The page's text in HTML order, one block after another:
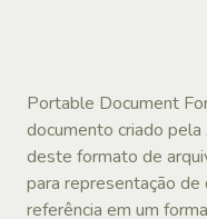
Portable Document
documento criado
deste formato de
para representação
referência em um